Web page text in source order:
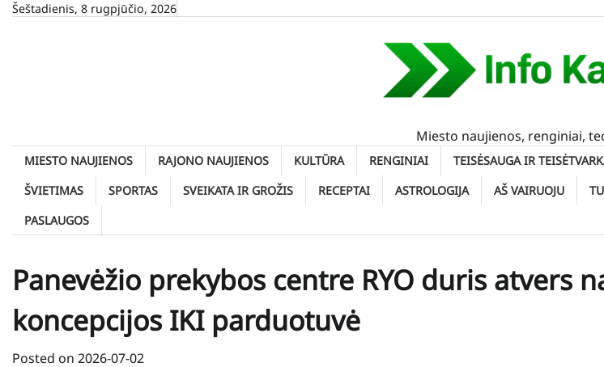
SkipŠeštadienis, 8 rugpjūčio, 2026
Miesto naujienos, renginiai,
MIESTO NAUJIENOS RAJONO NAUJIENOS KULTŪRA RENGINIAI TEISĖSAUGA IR
ŠVIETIMAS
SPORTAS SVEIKATA IR GROŽIS RECEPTAI ASTROLOGIJA AŠ VAIRUOJU
PASLAUGOS
Panevėžio prekybos centre RYO duris atvers
koncepcijos IKI parduotuvė
Posted on 2026-07-02